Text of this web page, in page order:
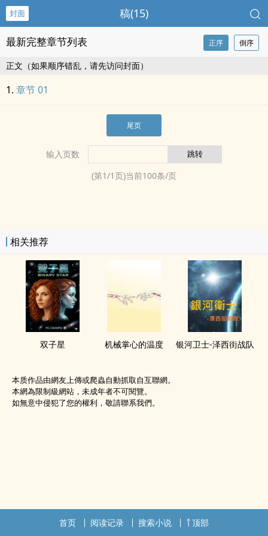
封面 稿(15)
最新完整章节列表 正序 倒序
正文（如果顺序错乱，请先访问封面）
章节 01
尾页
输入页数
(第1/1页)当前100条/页
相关推荐
双子星 机械掌心的温度 银河卫士-泽西街战队
本质作品由網友上傳或爬蟲自動抓取自互聯網。
本網為限制級網站，未成年者不可閱覽。
如無意中侵犯了您的權利，敬請聯系我們。
首页 阅读记录 搜索小说 顶部